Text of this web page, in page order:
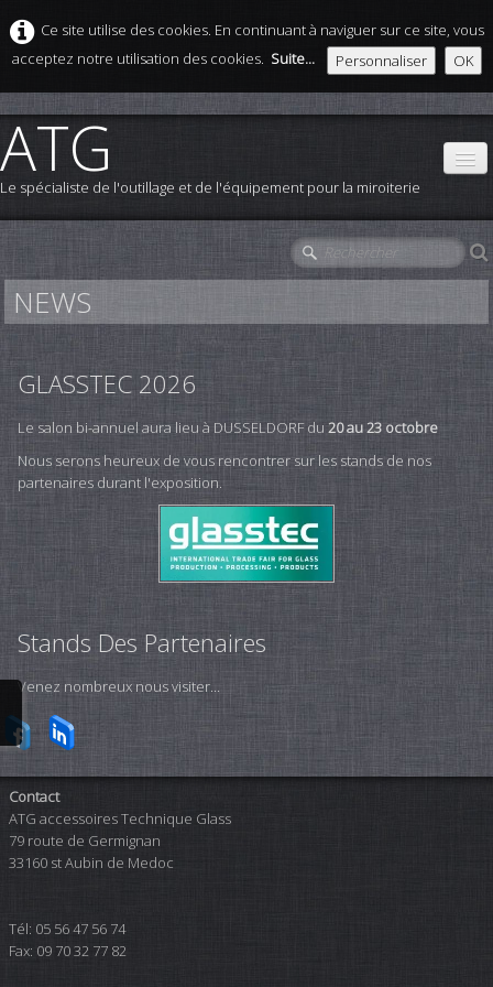
Ce site utilise des cookies. En continuant à naviguer sur ce site, vous
acceptez notre utilisation des cookies. Suite... Personnaliser OK
ATG
Le spécialiste de l'outillage et de l'équipement pour la miroiterie
OUTILLAGE
EQUIPEMENTS
ACCESSOIRES
Contact
NEWS
NEWS
GLASSTEC 2026
Le salon bi-annuel aura lieu à DUSSELDORF du 20 au 23 octobre
Nous serons heureux de vous rencontrer sur les stands de nos
partenaires durant l'exposition.
Stands Des Partenaires
Venez nombreux nous visiter...
Contact
ATG accessoires Technique Glass
79 route de Germignan
33160 st Aubin de Medoc
Tél: 05 56 47 56 74
Fax: 09 70 32 77 82